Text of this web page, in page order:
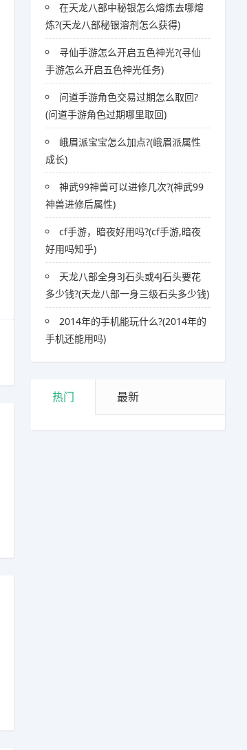
在天龙八部中秘银怎么熔炼去哪熔
炼?(天龙八部秘银溶剂怎么获得)
寻仙手游怎么开启五色神光?(寻仙
手游怎么开启五色神光任务)
问道手游角色交易过期怎么取回?
(问道手游角色过期哪里取回)
峨眉派宝宝怎么加点?(峨眉派属性
成长)
神武99神兽可以进修几次?(神武99
神兽进修后属性)
cf手游，暗夜好用吗?(cf手游,暗夜
好用吗知乎)
天龙八部全身3J石头或4J石头要花
多少钱?(天龙八部一身三级石头多少钱)
2014年的手机能玩什么?(2014年的
手机还能用吗)
热门 最新